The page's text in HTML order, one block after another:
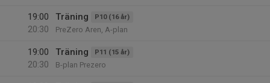
19:00
20:30
Träning P10 (16 år)
PreZero Aren, A-plan
19:00
20:30
Träning P11 (15 år)
B-plan Prezero